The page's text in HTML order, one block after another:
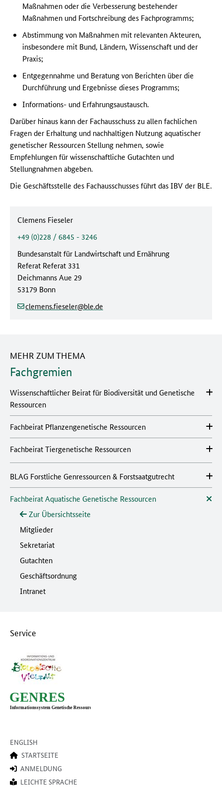
Maßnahmen oder die Verbesserung bestehender
Maßnahmen und Fortschreibung des Fachprogramms;
Abstimmung von Maßnahmen mit relevanten Akteuren,
insbesondere mit Bund, Ländern, Wissenschaft und der
Praxis;
Entgegennahme und Beratung von Berichten über die
Durchführung und Ergebnisse dieses Programms;
Informations- und Erfahrungsaustausch.
Darüber hinaus kann der Fachausschuss zu allen fachlichen
Fragen der Erhaltung und nachhaltigen Nutzung aquatischer
genetischer Ressourcen Stellung nehmen, sowie
Empfehlungen für wissenschaftliche Gutachten und
Stellungnahmen abgeben.
Die Geschäftsstelle des Fachausschusses führt das IBV der BLE.
Ansprechpartner:
Clemens Fieseler
Telefonnummer:
+49 (0)228 / 6845 - 3246
Behörde:
Bundesanstalt für Landwirtschaft und Ernährung
Referat Referat 331
Straße/Hausnummer:
Deichmanns Aue 29
Postleitzahl/Ort:
53179 Bonn
clemens.fieseler (at)
ble(dot)
de
MEHR ZUM THEMA
Fachgremien
Wissenschaftlicher Beirat für Biodiversität und Genetische
Ressourcen
Fachbeirat Pflanzengenetische Ressourcen
Fachbeirat Tiergenetische Ressourcen
BLAG Forstliche Genressourcen & Forstsaatgutrecht
Fachbeirat Aquatische Genetische Ressourcen
Zur Übersichtsseite
Mitglieder
Sekretariat
Gutachten
Geschäftsordnung
Intranet
Service
ENGLISH
STARTSEITE
ANMELDUNG
LEICHTE SPRACHE